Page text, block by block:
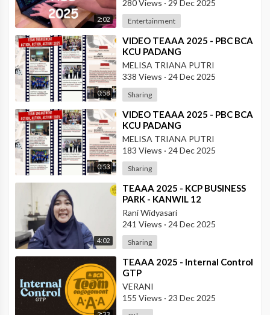
2:02
280 Views · 29 Dec 2025
Entertainment
0:58
⁣VIDEO TEAAA 2025 - PBC BCA
KCU PADANG
MELISA TRIANA PUTRI
338 Views · 24 Dec 2025
Sharing
0:53
⁣VIDEO TEAAA 2025 - PBC BCA
KCU PADANG
MELISA TRIANA PUTRI
183 Views · 24 Dec 2025
Sharing
4:02
⁣TEAAA 2025 - KCP BUSINESS
PARK - KANWIL 12
Rani Widyasari
241 Views · 24 Dec 2025
Sharing
⁣TEAAA 2025 - Internal Control
GTP
VERANI
155 Views · 23 Dec 2025